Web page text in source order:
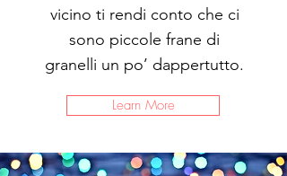
vicino ti rendi conto che ci
sono piccole frane di
granelli un po’ dappertutto.
Learn More